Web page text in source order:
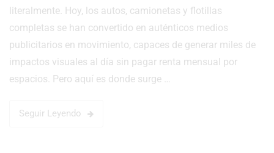
literalmente. Hoy, los autos, camionetas y flotillas
completas se han convertido en auténticos medios
publicitarios en movimiento, capaces de generar miles de
impactos visuales al día sin pagar renta mensual por
espacios. Pero aquí es donde surge …
Seguir Leyendo